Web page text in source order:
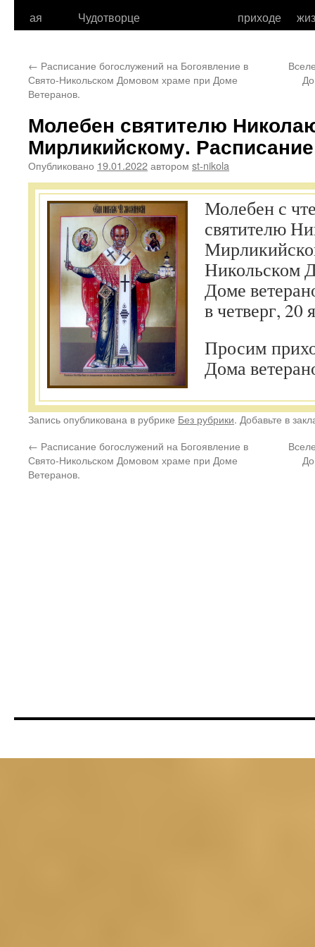
ая
Чудотворце
приходе
← Расписание богослужений на Богоявление в
Свято-Никольском Домовом храме при Доме
Ветеранов.
Молебен святителю
Мирликийскому. Расписание
Опубликовано 19.01.2022автором st-nikola
Молебен с
святителю
Никольском
Доме
в четверг, 20
Просим
Дома
Запись опубликована в рубрике Без рубрики. Добавьте в
← Расписание богослужений на Богоявление в
Свято-Никольском Домовом храме при Доме
Ветеранов.